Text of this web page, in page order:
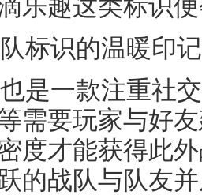
乐趣这类标识
标识的温暖印记
是一款注重社
需要玩家与好
度才能获得此
的战队与队友